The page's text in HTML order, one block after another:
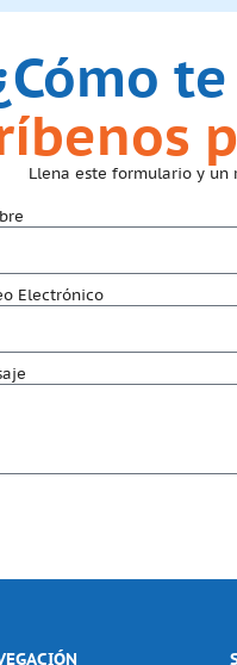
Llena este formulario y un
Electrónico